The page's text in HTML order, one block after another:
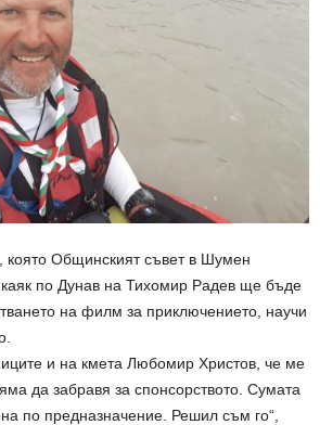
която Общинският съвет в Шумен
каяк по Дунав на Тихомир Радев ще бъде
на филм за приключението, научи
и на кмета Любомир Христов, че ме
да забравя за спонсорството. Сумата
по предназначение. Решил съм го“,